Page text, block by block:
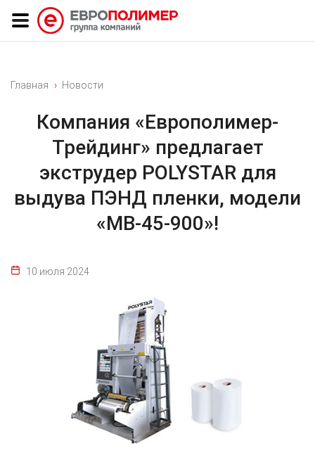
Главная Новости
Компания «Европолимер-
Трейдинг» предлагает
экструдер POLYSTAR для
выдува ПЭНД пленки, модели
«MB-45-900»!
10 июля 2024